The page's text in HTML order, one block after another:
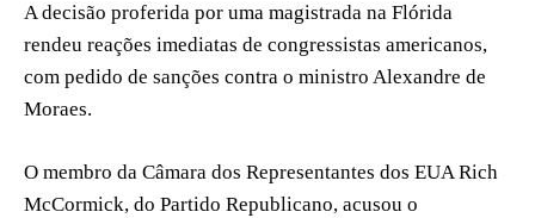
A decisão proferida por uma magistrada na Flórida
rendeu reações imediatas de congressistas americanos,
com pedido de sanções contra o ministro Alexandre de
Moraes.
O membro da Câmara dos Representantes dos EUA Rich
McCormick, do Partido Republicano, acusou o